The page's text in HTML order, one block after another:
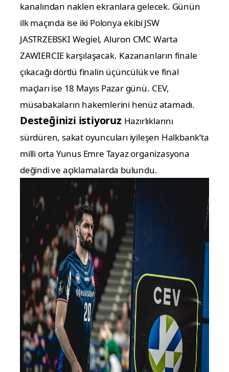
kanalından naklen ekranlara gelecek. Günün
ilk maçında ise iki Polonya ekibi JSW
JASTRZEBSKI Wegiel, Aluron CMC Warta
ZAWIERCIE karşılaşacak. Kazananların finale
çıkacağı dörtlü finalin üçüncülük ve final
maçları ise 18 Mayıs Pazar günü. CEV,
müsabakaların hakemlerini henüz atamadı.
Desteğinizi istiyoruz Hazırlıklarını
sürdüren, sakat oyuncuları iyileşen Halkbank’ta
milli orta Yunus Emre Tayaz organizasyona
değindi ve açıklamalarda bulundu.